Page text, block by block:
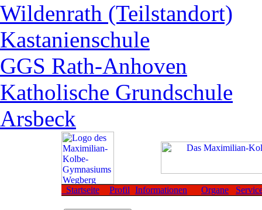
Wildenrath (Teilstandort)
Kastanienschule
GGS Rath-Anhoven
Katholische Grundschule
Arsbeck
Startseite Profil Informationen Organe